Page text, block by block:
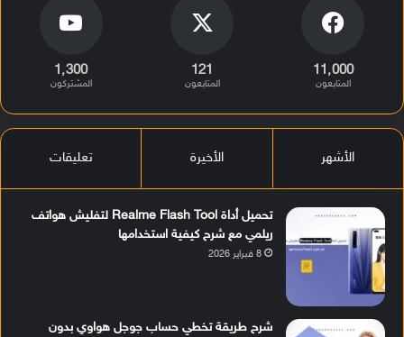
11٬000
المتابعون
121
المتابعون
1٬300
المشتركون
الأشهر الأخيرة تعليقات
تحميل أداة Realme Flash Tool لتفليش هواتف
ريلمي مع شرح كيفية استخدامها
8 فبراير 2026
شرح طريقة تخطي حساب جوجل هواوي بدون